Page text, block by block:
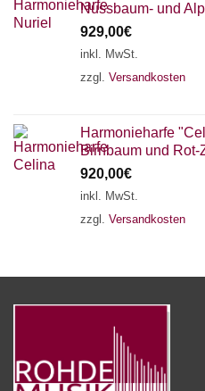
Nussbaum- und
929,00€
inkl. MwSt.
zzgl. Versandkosten
Harmonieharfe
Birnbaum und Rot-
920,00€
inkl. MwSt.
zzgl. Versandkosten